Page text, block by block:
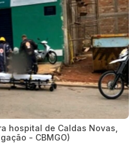
hospital de Caldas Novas,
- CBMGO)